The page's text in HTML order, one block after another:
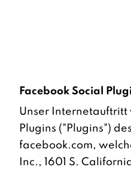
Facebook Social
Unser Internetauftritt
Plugins ("Plugins")
facebook.com,
Inc., 1601 S.